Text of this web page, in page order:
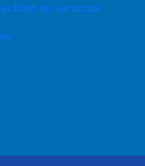
de servicios